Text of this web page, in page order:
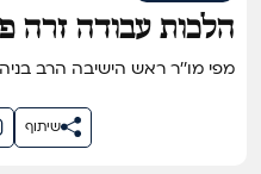
הלכות עבודה זרה
מפי מו''ר ראש הישיבה הרב בניהו שמואלי שליט''א
שיתוף